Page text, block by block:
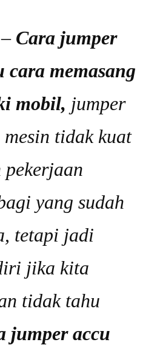
– Cara jumper
memasang
mobil, jumper
tidak kuat
yang sudah
tetapi jadi
jika kita
tidak tahu
jumper accu